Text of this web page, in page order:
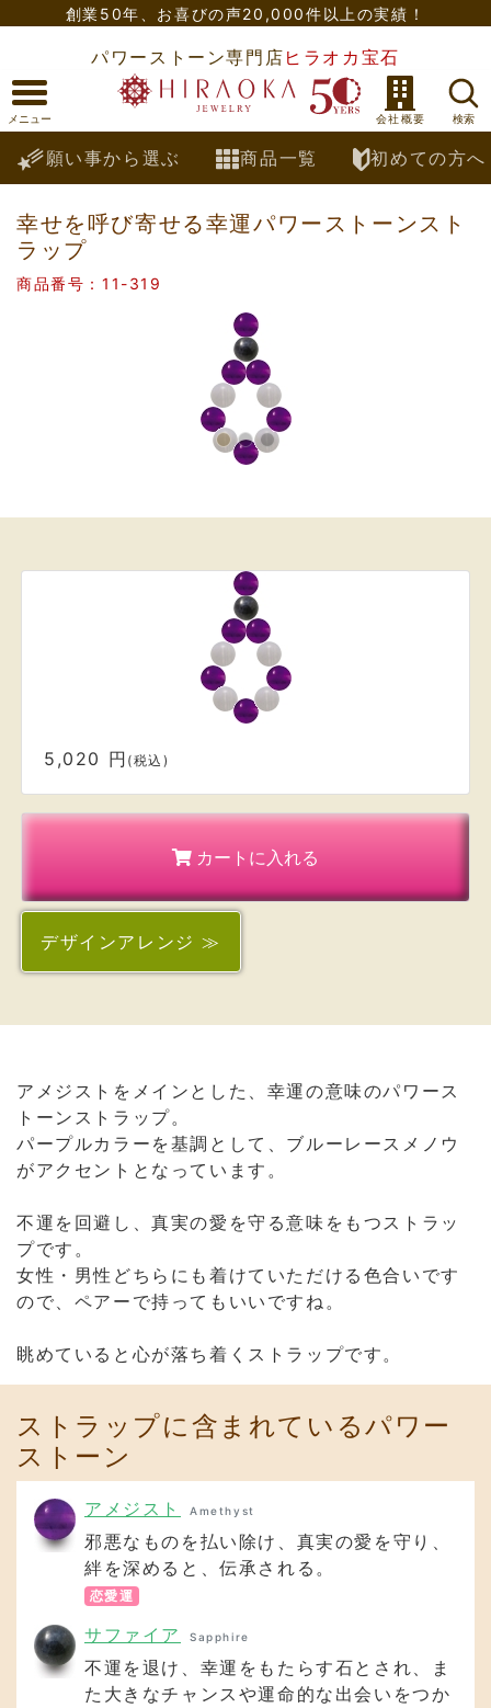
創業50年、 お喜びの声20,000件以上の実績！
パワーストーン専門店 ヒラオカ宝石
願い事から選ぶ 商品一覧 初めての方へ
幸せを呼び寄せる幸運パワーストーンスト
ラップ
商品番号：11-319
5,020 円 (税込)
カートに入れる
デザインアレンジ ≫
アメジストをメインとした、幸運の意味のパワース
トーンストラップ。
パープルカラーを基調として、ブルーレースメノウ
がアクセントとなっています。
不運を回避し、真実の愛を守る意味をもつストラッ
プです。
女性・男性どちらにも着けていただける色合いです
ので、ペアーで持ってもいいですね。
眺めていると心が落ち着くストラップです。
ストラップに含まれているパワー
ストーン
アメジスト Amethyst
邪悪なものを払い除け、真実の愛を守り、
絆を深めると、伝承される。
恋愛運
サファイア Sapphire
不運を退け、幸運をもたらす石とされ、ま
た大きなチャンスや運命的な出会いをつか